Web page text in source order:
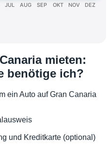
JUL AUG SEP OKT NOV DEZ
mieten:
benötige ich?
ein Auto auf Gran Canaria
und Kreditkarte (optional)